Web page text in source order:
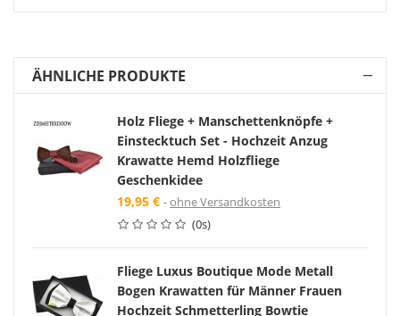
ÄHNLICHE PRODUKTE
Holz Fliege + Manschettenknöpfe +
Einstecktuch Set - Hochzeit Anzug
Krawatte Hemd Holzfliege
Geschenkidee
19,95 €
ohne Versandkosten
(0s)
Fliege Luxus Boutique Mode Metall
Bogen Krawatten für Männer Frauen
Hochzeit Schmetterling Bowtie